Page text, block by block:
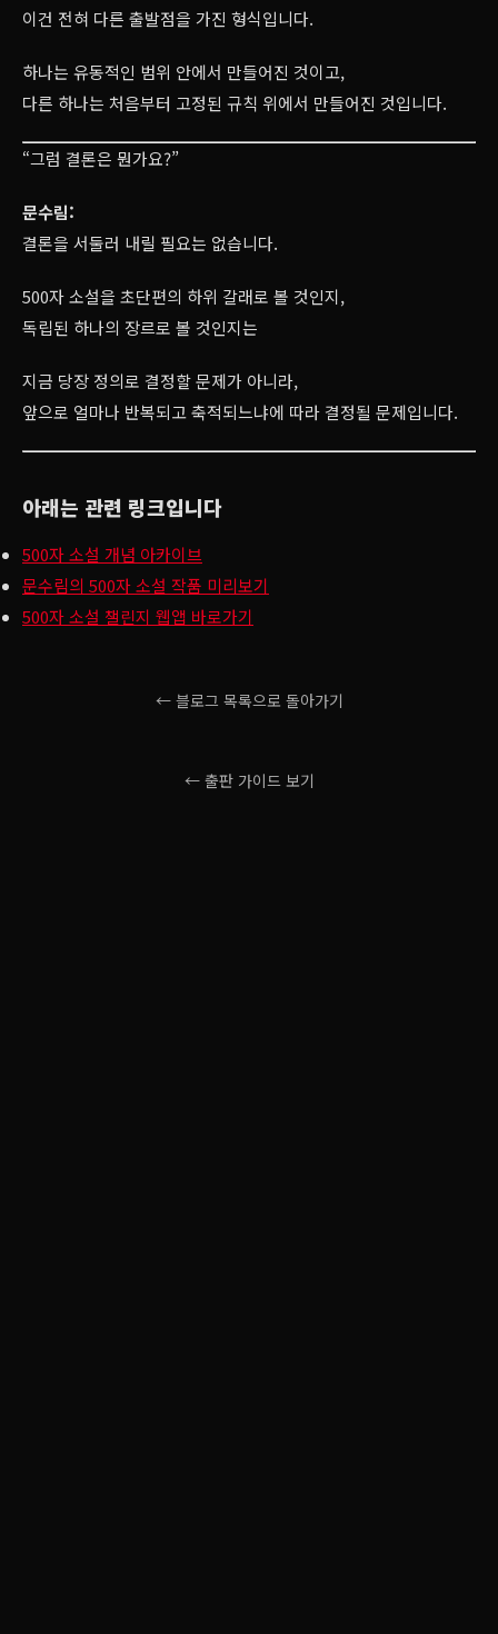
이건 전혀 다른 출발점을 가진 형식입니다.
하나는 유동적인 범위 안에서 만들어진 것이고,
다른 하나는 처음부터 고정된 규칙 위에서 만들어진 것입니다.
“그럼 결론은 뭔가요?”
문수림:
결론을 서둘러 내릴 필요는 없습니다.
500자 소설을 초단편의 하위 갈래로 볼 것인지,
독립된 하나의 장르로 볼 것인지는
지금 당장 정의로 결정할 문제가 아니라,
앞으로 얼마나 반복되고 축적되느냐에 따라 결정될 문제입니다.
아래는 관련 링크입니다
500자 소설 개념 아카이브
문수림의 500자 소설 작품 미리보기
500자 소설 챌린지 웹앱 바로가기
← 블로그 목록으로 돌아가기
← 출판 가이드 보기